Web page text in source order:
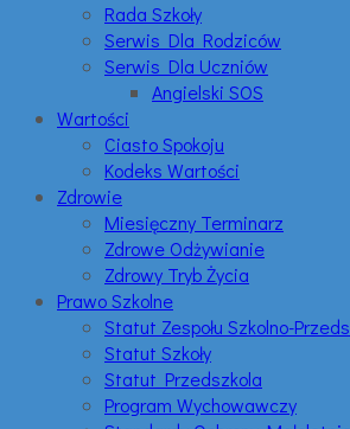
Rada Szkoły
Serwis Dla Rodziców
Serwis Dla Uczniów
Angielski SOS
Wartości
Ciasto Spokoju
Kodeks Wartości
Zdrowie
Miesięczny Terminarz
Zdrowe Odżywianie
Zdrowy Tryb Życia
Prawo Szkolne
Statut Zespołu Szkolno-
Statut Szkoły
Statut Przedszkola
Program Wychowawczy